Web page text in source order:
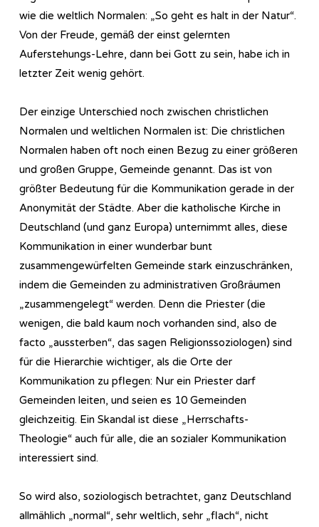
wie die weltlich Normalen: „So geht es halt in der Natur“.
Von der Freude, gemäß der einst gelernten
Auferstehungs-Lehre, dann bei Gott zu sein, habe ich in
letzter Zeit wenig gehört.
Der einzige Unterschied noch zwischen christlichen
Normalen und weltlichen Normalen ist: Die christlichen
Normalen haben oft noch einen Bezug zu einer größeren
und großen Gruppe, Gemeinde genannt. Das ist von
größter Bedeutung für die Kommunikation gerade in der
Anonymität der Städte. Aber die katholische Kirche in
Deutschland (und ganz Europa) unternimmt alles, diese
Kommunikation in einer wunderbar bunt
zusammengewürfelten Gemeinde stark einzuschränken,
indem die Gemeinden zu administrativen Großräumen
„zusammengelegt“ werden. Denn die Priester (die
wenigen, die bald kaum noch vorhanden sind, also de
facto „aussterben“, das sagen Religionssoziologen) sind
für die Hierarchie wichtiger, als die Orte der
Kommunikation zu pflegen: Nur ein Priester darf
Gemeinden leiten, und seien es 10 Gemeinden
gleichzeitig. Ein Skandal ist diese „Herrschafts-
Theologie“ auch für alle, die an sozialer Kommunikation
interessiert sind.
So wird also, soziologisch betrachtet, ganz Deutschland
allmählich „normal“, sehr weltlich, sehr „flach“, nicht